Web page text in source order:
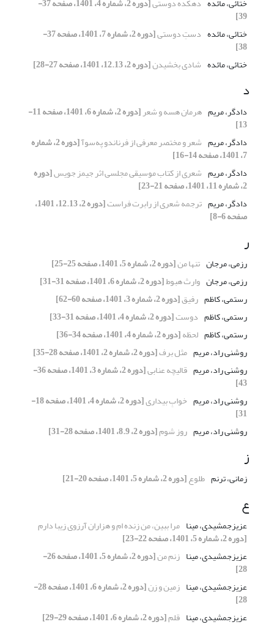
39]
ختائی، مائده دستِ دوستی [دوره 2، شماره 7، 1401، صفحه 37-
38]
ختائی، مائده شادی بخشیدن[دوره 2، 12.13، 1401، صفحه 27-28]
د
دادگر، مریم هرمان هسه و شعر [دوره 2، شماره 6، 1401، صفحه 11-
13]
دادگر، مریم شعر و مختصر معرفی از فرناندو په‌سوآ [دوره 2، شماره
7، 1401، صفحه 14-16]
دادگر، مریم شعری از کتاب موسیقی مجلسی اثر جیمز جویس[دوره
2، شماره 11، 1401، صفحه 21-23]
دادگر، مریم ترجمه شعری از رابرت فراست [دوره 2، 12.13، 1401،
صفحه 6-8]
ر
رزمی، مرجان تنها من[دوره 2، شماره 5، 1401، صفحه 25-25]
رزمی، مرجان وارث هبوط[دوره 2، شماره 6، 1401، صفحه 31-31]
رستمی، کاظم رفیق[دوره 2، شماره 3، 1401، صفحه 60-62]
رستمی، کاظم دوست[دوره 2، شماره 4، 1401، صفحه 31-33]
رستمی، کاظم لحظه[دوره 2، شماره 4، 1401، صفحه 34-36]
روشنی راد، مریم مثل برف[دوره 2، شماره 2، 1401، صفحه 28-35]
روشنی راد، مریم قالیچه عنابی [دوره 2، شماره 3، 1401، صفحه 36-
43]
روشنی راد، مریم خوابِ بیداری [دوره 2، شماره 4، 1401، صفحه 18-
31]
روشنی راد، مریم روز شوم[دوره 2، 8.9، 1401، صفحه 28-31]
ز
زمانی، ترنم طلوع[دوره 2، شماره 5، 1401، صفحه 20-21]
ع
عزیزجمشیدی، مینا مرا ببین، من زنده ام و هزاران آرزوی زیبا دارم
[دوره 2، شماره 5، 1401، صفحه 22-23]
عزیزجمشیدی، مینا زنم من [دوره 2، شماره 5، 1401، صفحه 26-
28]
عزیزجمشیدی، مینا زمین و زن [دوره 2، شماره 6، 1401، صفحه 28-
28]
عزیزجمشیدی، مینا قلم[دوره 2، شماره 6، 1401، صفحه 29-29]